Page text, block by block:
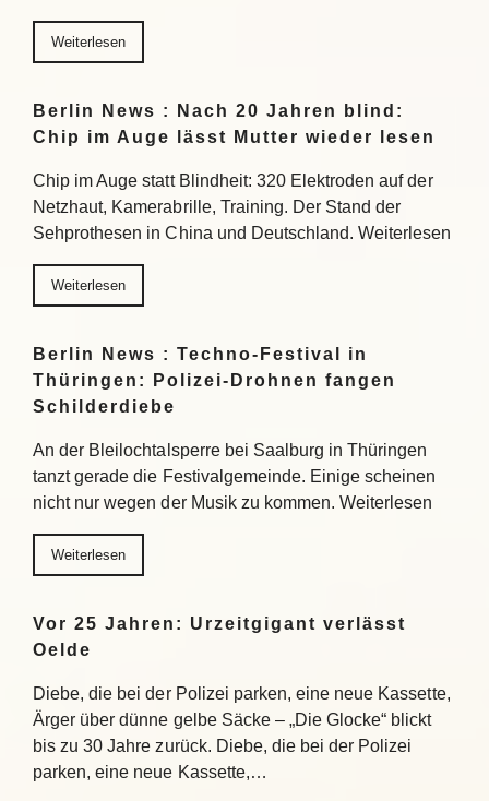
Weiterlesen
Berlin News : Nach 20 Jahren blind:
Chip im Auge lässt Mutter wieder lesen
Chip im Auge statt Blindheit: 320 Elektroden auf der
Netzhaut, Kamerabrille, Training. Der Stand der
Sehprothesen in China und Deutschland. Weiterlesen
Weiterlesen
Berlin News : Techno-Festival in
Thüringen: Polizei-Drohnen fangen
Schilderdiebe
An der Bleilochtalsperre bei Saalburg in Thüringen
tanzt gerade die Festivalgemeinde. Einige scheinen
nicht nur wegen der Musik zu kommen. Weiterlesen
Weiterlesen
Vor 25 Jahren: Urzeitgigant verlässt
Oelde
Diebe, die bei der Polizei parken, eine neue Kassette,
Ärger über dünne gelbe Säcke – „Die Glocke“ blickt
bis zu 30 Jahre zurück. Diebe, die bei der Polizei
parken, eine neue Kassette,…